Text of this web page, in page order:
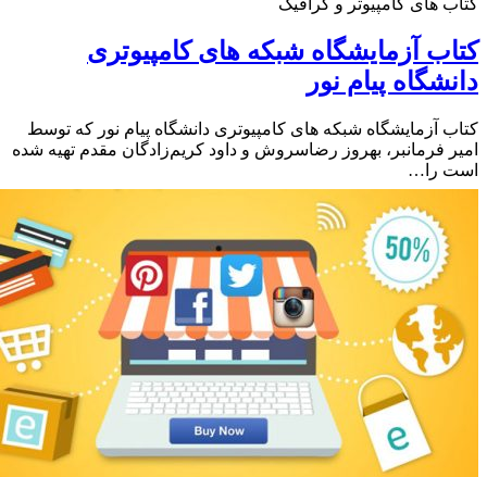
آزمایشگاه شبکه های کامپیوتری
پیام نور
آزمایشگاه شبکه های کامپیوتری دانشگاه پیام نور که توسط
فرمانبر، بهروز رضاسروش و داود کریم‌زادگان مقدم تهیه شده
را…